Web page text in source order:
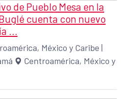
de Pueblo Mesa en la
cuenta con nuevo
...
México y Caribe |
Centroamérica, México y